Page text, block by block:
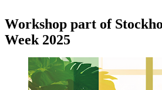
Workshop part of
Week 2025